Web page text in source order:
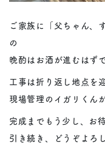
ご家族に「父ちゃん、
の
晩酌はお酒が進むはず
工事は折り返し地点を
現場管理のイガリくん
完成までもう少し、お
引き続き、どうぞよろ